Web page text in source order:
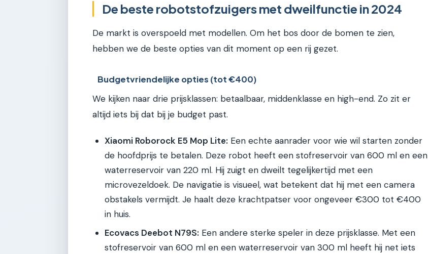
De beste robotstofzuigers met dweilfunctie in 2024
De markt is overspoeld met modellen. Om het bos door de bomen te zien,
hebben we de beste opties van dit moment op een rij gezet.
Budgetvriendelijke opties (tot €400)
We kijken naar drie prijsklassen: betaalbaar, middenklasse en high-end. Zo zit er
altijd iets bij dat bij je budget past.
Xiaomi Roborock E5 Mop Lite: Een echte aanrader voor wie wil starten zonder
de hoofdprijs te betalen. Deze robot heeft een stofreservoir van 600 ml en een
waterreservoir van 220 ml. Hij zuigt en dweilt tegelijkertijd met een
microvezeldoek. De navigatie is visueel, wat betekent dat hij met een camera
obstakels vermijdt. Je haalt deze krachtpatser voor ongeveer €300 tot €400
in huis.
Ecovacs Deebot N79S: Een andere sterke speler in deze prijsklasse. Met een
stofreservoir van 600 ml en een waterreservoir van 300 ml heeft hij net iets